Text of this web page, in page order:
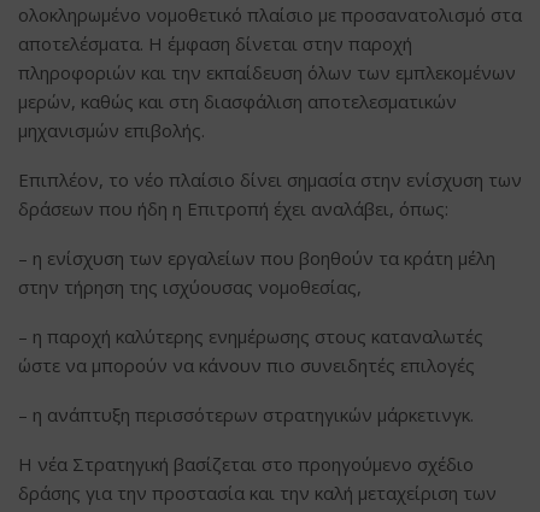
ολοκληρωμένο νομοθετικό πλαίσιο με προσανατολισμό στα
αποτελέσματα. Η έμφαση δίνεται στην παροχή
πληροφοριών και την εκπαίδευση όλων των εμπλεκομένων
μερών, καθώς και στη διασφάλιση αποτελεσματικών
μηχανισμών επιβολής.
Επιπλέον, το νέο πλαίσιο δίνει σημασία στην ενίσχυση των
δράσεων που ήδη η Επιτροπή έχει αναλάβει, όπως:
– η ενίσχυση των εργαλείων που βοηθούν τα κράτη μέλη
στην τήρηση της ισχύουσας νομοθεσίας,
– η παροχή καλύτερης ενημέρωσης στους καταναλωτές
ώστε να μπορούν να κάνουν πιο συνειδητές επιλογές
– η ανάπτυξη περισσότερων στρατηγικών μάρκετινγκ.
Η νέα Στρατηγική βασίζεται στο προηγούμενο σχέδιο
δράσης για την προστασία και την καλή μεταχείριση των